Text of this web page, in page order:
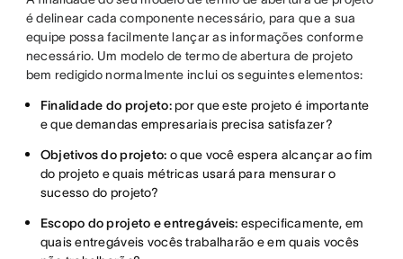
é delinear cada componente necessário, para que a sua
equipe possa facilmente lançar as informações conforme
necessário. Um modelo de termo de abertura de projeto
bem redigido normalmente inclui os seguintes elementos:
Finalidade do projeto:por que este projeto é importante
e que demandas empresariais precisa satisfazer?
Objetivos do projeto: o que você espera alcançar ao fim
do projeto e quais métricas usará para mensurar o
sucesso do projeto?
Escopo do projeto e entregáveis: especificamente, em
quais entregáveis vocês trabalharão e em quais vocês